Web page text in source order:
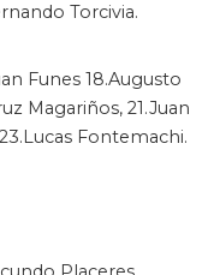
Torcivia.
Funes 18.Augusto
Magariños, 21.Juan
Fontemachi.